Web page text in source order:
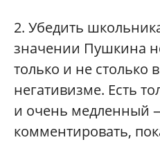
2. Убедить
значении Пушкина
только и не столько
негативизме. Есть
и очень медленный
комментировать,